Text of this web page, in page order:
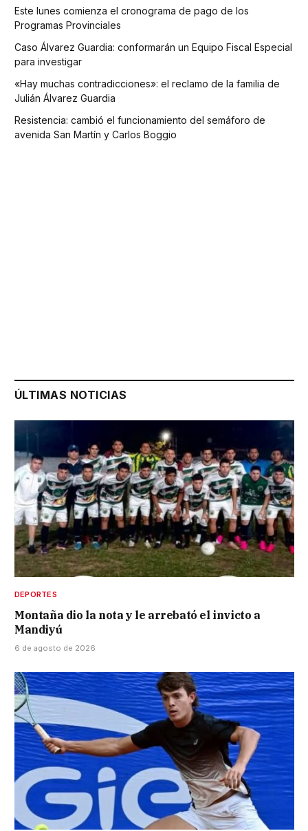
Este lunes comienza el cronograma de pago de los
Programas Provinciales
Caso Álvarez Guardia: conformarán un Equipo Fiscal Especial
para investigar
«Hay muchas contradicciones»: el reclamo de la familia de
Julián Álvarez Guardia
Resistencia: cambió el funcionamiento del semáforo de
avenida San Martín y Carlos Boggio
ÚLTIMAS NOTICIAS
DEPORTES
Montaña dio la nota y le arrebató el invicto a
Mandiyú
6 de agosto de 2026